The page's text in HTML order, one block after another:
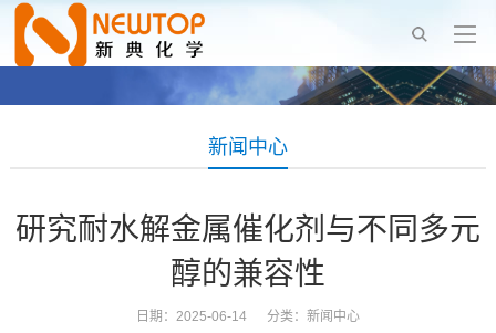
新闻中心
研究耐水解金属催化剂与不同多元
醇的兼容性
日期：2025-06-14 分类： 新闻中心